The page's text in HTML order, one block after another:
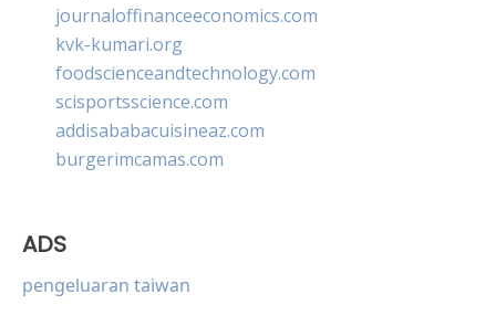
journaloffinanceeconomics.com
kvk-kumari.org
foodscienceandtechnology.com
scisportsscience.com
addisababacuisineaz.com
burgerimcamas.com
ADS
pengeluaran taiwan